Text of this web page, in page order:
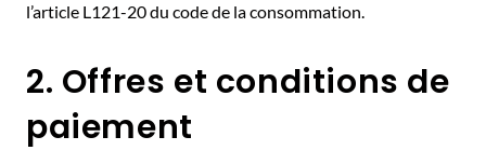
l’article L121-20 du code de la consommation.
2. Offres et conditions de
paiement